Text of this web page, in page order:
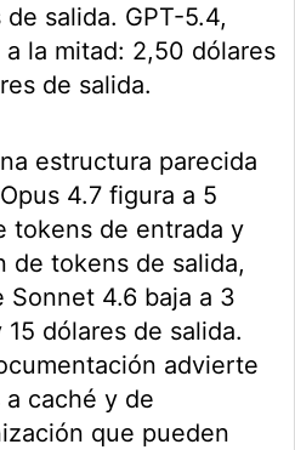
salida. GPT-5.4,
la mitad: 2,50 dólares
de salida.
estructura parecida
4.7 figura a 5
tokens de entrada y
de tokens de salida,
Sonnet 4.6 baja a 3
dólares de salida.
advierte
caché y de
que pueden